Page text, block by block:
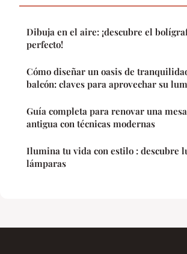
Dibuja en el aire: ¡descubre el
perfecto!
Cómo diseñar un oasis de
balcón: claves para aprovechar su
Guía completa para renovar una
antigua con técnicas modernas
Ilumina tu vida con estilo : descubre
lámparas